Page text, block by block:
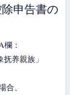
申告書の
：
养親族」
、